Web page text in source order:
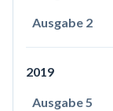
Ausgabe 2
2019
Ausgabe 5